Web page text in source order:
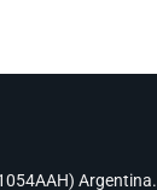
Argentina.